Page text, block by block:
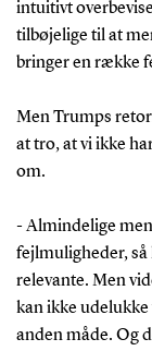
intuitivt
tilbøjelige til at
bringer en række
Men Trumps
at tro, at vi ikke
om.
- Almindelige
fejlmuligheder,
relevante. Men
kan ikke
anden måde. Og